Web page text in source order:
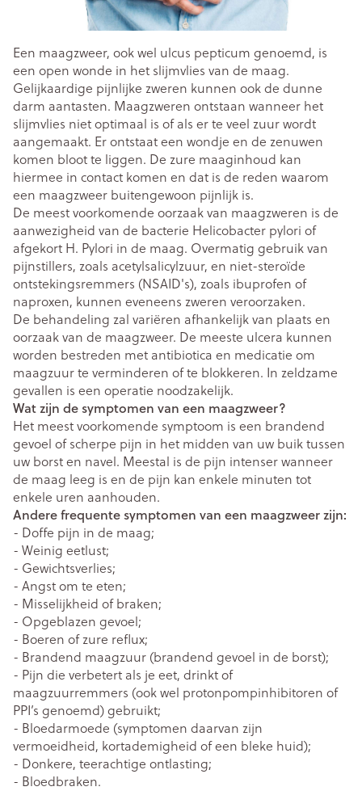
Een maagzweer, ook wel ulcus pepticum genoemd, is
een open wonde in het slijmvlies van de maag.
Gelijkaardige pijnlijke zweren kunnen ook de dunne
darm aantasten. Maagzweren ontstaan wanneer het
slijmvlies niet optimaal is of als er te veel zuur wordt
aangemaakt. Er ontstaat een wondje en de zenuwen
komen bloot te liggen. De zure maaginhoud kan
hiermee in contact komen en dat is de reden waarom
een maagzweer buitengewoon pijnlijk is.
De meest voorkomende oorzaak van maagzweren is de
aanwezigheid van de bacterie Helicobacter pylori of
afgekort H. Pylori in de maag. Overmatig gebruik van
pijnstillers, zoals acetylsalicylzuur, en niet-steroïde
ontstekingsremmers (NSAID's), zoals ibuprofen of
naproxen, kunnen eveneens zweren veroorzaken.
De behandeling zal variëren afhankelijk van plaats en
oorzaak van de maagzweer. De meeste ulcera kunnen
worden bestreden met antibiotica en medicatie om
maagzuur te verminderen of te blokkeren. In zeldzame
gevallen is een operatie noodzakelijk.
Wat zijn de symptomen van een maagzweer?
Het meest voorkomende symptoom is een brandend
gevoel of scherpe pijn in het midden van uw buik tussen
uw borst en navel. Meestal is de pijn intenser wanneer
de maag leeg is en de pijn kan enkele minuten tot
enkele uren aanhouden.
Andere frequente symptomen van een maagzweer zijn:
- Doffe pijn in de maag;
- Weinig eetlust;
- Gewichtsverlies;
- Angst om te eten;
- Misselijkheid of braken;
- Opgeblazen gevoel;
- Boeren of zure reflux;
- Brandend maagzuur (brandend gevoel in de borst);
- Pijn die verbetert als je eet, drinkt of
maagzuurremmers (ook wel protonpompinhibitoren of
PPI’s genoemd) gebruikt;
- Bloedarmoede (symptomen daarvan zijn
vermoeidheid, kortademigheid of een bleke huid);
- Donkere, teerachtige ontlasting;
- Bloedbraken.